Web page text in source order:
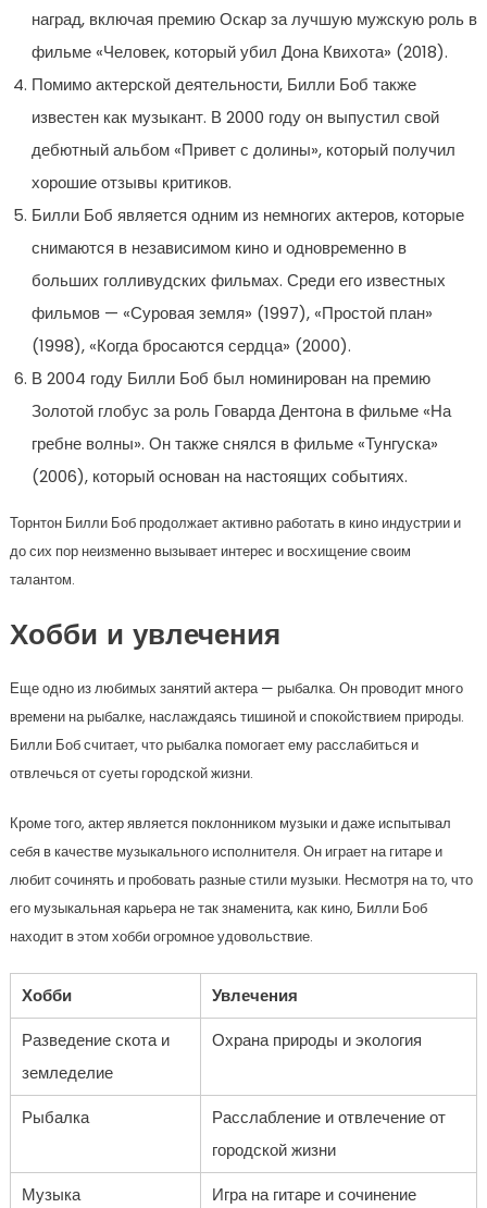
наград, включая премию Оскар за лучшую мужскую роль в
фильме «Человек, который убил Дона Квихота» (2018).
Помимо актерской деятельности, Билли Боб также
известен как музыкант. В 2000 году он выпустил свой
дебютный альбом «Привет с долины», который получил
хорошие отзывы критиков.
Билли Боб является одним из немногих актеров, которые
снимаются в независимом кино и одновременно в
больших голливудских фильмах. Среди его известных
фильмов — «Суровая земля» (1997), «Простой план»
(1998), «Когда бросаются сердца» (2000).
В 2004 году Билли Боб был номинирован на премию
Золотой глобус за роль Говарда Дентона в фильме «На
гребне волны». Он также снялся в фильме «Тунгуска»
(2006), который основан на настоящих событиях.
Торнтон Билли Боб продолжает активно работать в кино индустрии и
до сих пор неизменно вызывает интерес и восхищение своим
талантом.
Хобби и увлечения
Еще одно из любимых занятий актера — рыбалка. Он проводит много
времени на рыбалке, наслаждаясь тишиной и спокойствием природы.
Билли Боб считает, что рыбалка помогает ему расслабиться и
отвлечься от суеты городской жизни.
Кроме того, актер является поклонником музыки и даже испытывал
себя в качестве музыкального исполнителя. Он играет на гитаре и
любит сочинять и пробовать разные стили музыки. Несмотря на то, что
его музыкальная карьера не так знаменита, как кино, Билли Боб
находит в этом хобби огромное удовольствие.
Хобби
Увлечения
Разведение скота и
земледелие
Охрана природы и экология
Рыбалка
Расслабление и отвлечение от
городской жизни
Музыка
Игра на гитаре и сочинение